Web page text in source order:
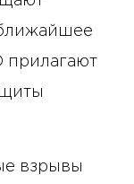
прилагают
взрывы